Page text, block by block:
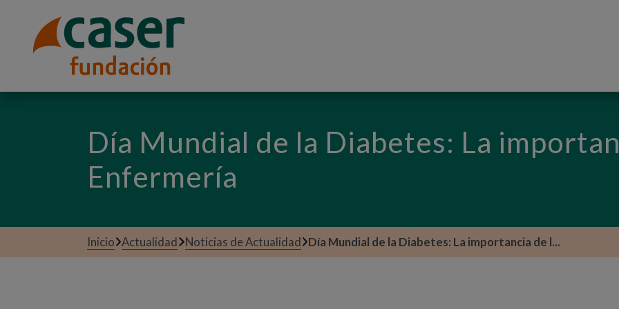
Día Mundial de la Diabetes: La
Enfermería
Inicio Actualidad Noticias de Actualidad Día Mundial de la Diabetes: La importancia de l...